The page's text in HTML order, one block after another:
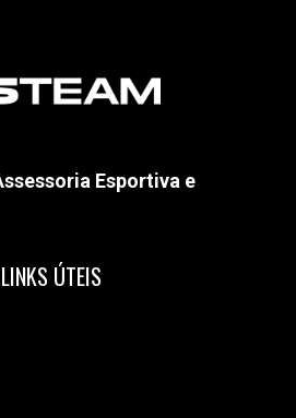
Esportiva e
LINKS ÚTEIS